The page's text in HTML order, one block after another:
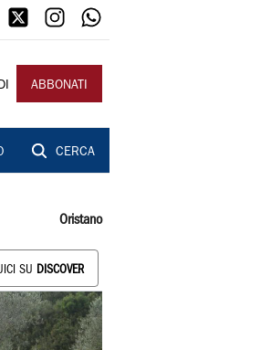
ABBONATI
CERCA
Oristano
SU DISCOVER